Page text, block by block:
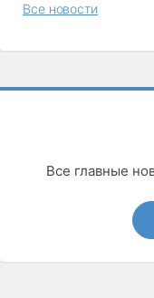
Все новости
Все главные